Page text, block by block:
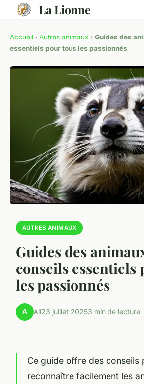
La Lionne
Accueil › Autres animaux › Guides des
essentiels pour tous les passionnés
AUTRES ANIMAUX
Guides des
conseils essentiels
les passionnés
A Ali23 juillet 20253 min de lecture
Ce guide offre des conseils
reconnaître facilement les